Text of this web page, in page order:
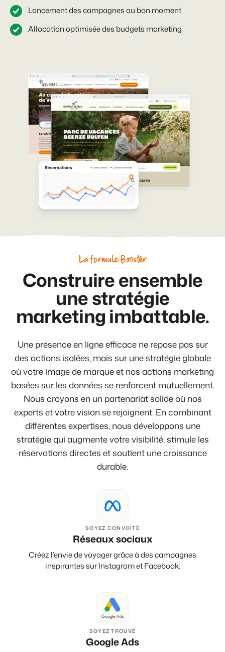
Lancement des campagnes au bon moment
Allocation optimisée des budgets marketing
La formule Booster
Construire ensemble
une stratégie
marketing imbattable.
Une présence en ligne efficace ne repose pas sur
des actions isolées, mais sur une stratégie globale
où votre image de marque et nos actions marketing
basées sur les données se renforcent mutuellement.
Nous croyons en un partenariat solide où nos
experts et votre vision se rejoignent. En combinant
différentes expertises, nous développons une
stratégie qui augmente votre visibilité, stimule les
réservations directes et soutient une croissance
durable.
SOYEZ CONVOITÉ
Réseaux sociaux
Créez l’envie de voyager grâce à des campagnes
inspirantes sur Instagram et Facebook.
SOYEZ TROUVÉ
Google Ads